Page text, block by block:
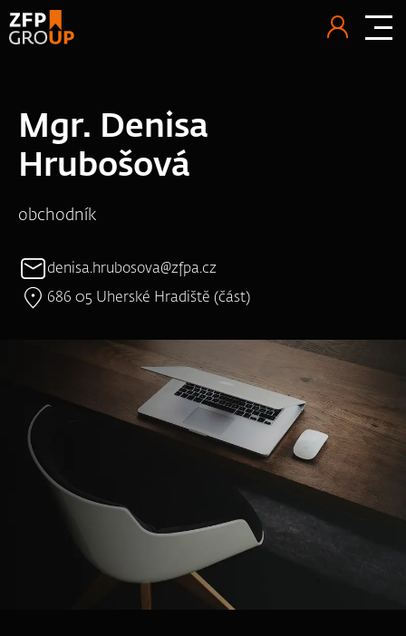
Mgr. Denisa
Hrubošová
obchodník
denisa.hrubosova@zfpa.cz
686 05 Uherské Hradiště (část)